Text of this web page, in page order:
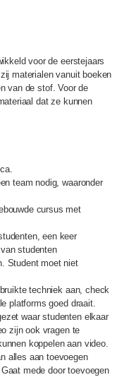
voor de eerstejaars
materialen vanuit boeken
van de stof. Voor de
dat ze kunnen
team nodig, waaronder
cursus met
een keer
studenten
Student moet niet
techniek aan, check
platforms goed draait.
waar studenten elkaar
zijn ook vragen te
koppelen aan video.
alles aan toevoegen
mede door toevoegen